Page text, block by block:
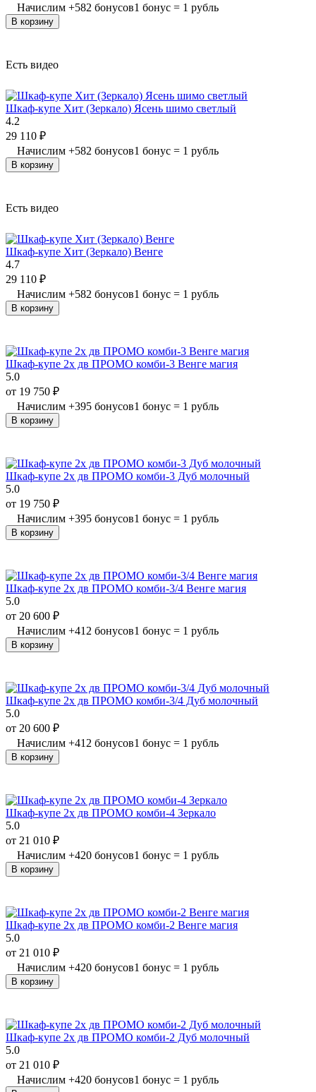
Начислим +582 бонусов1 бонус = 1 рубль
В корзину
Есть видео
Шкаф-купе Хит (Зеркало) Ясень шимо светлый
4.2
29 110 ₽
Начислим +582 бонусов1 бонус = 1 рубль
В корзину
Есть видео
Шкаф-купе Хит (Зеркало) Венге
4.7
29 110 ₽
Начислим +582 бонусов1 бонус = 1 рубль
В корзину
Шкаф-купе 2х дв ПРОМО комби-3 Венге магия
5.0
от 19 750 ₽
Начислим +395 бонусов1 бонус = 1 рубль
В корзину
Шкаф-купе 2х дв ПРОМО комби-3 Дуб молочный
5.0
от 19 750 ₽
Начислим +395 бонусов1 бонус = 1 рубль
В корзину
Шкаф-купе 2х дв ПРОМО комби-3/4 Венге магия
5.0
от 20 600 ₽
Начислим +412 бонусов1 бонус = 1 рубль
В корзину
Шкаф-купе 2х дв ПРОМО комби-3/4 Дуб молочный
5.0
от 20 600 ₽
Начислим +412 бонусов1 бонус = 1 рубль
В корзину
Шкаф-купе 2х дв ПРОМО комби-4 Зеркало
5.0
от 21 010 ₽
Начислим +420 бонусов1 бонус = 1 рубль
В корзину
Шкаф-купе 2х дв ПРОМО комби-2 Венге магия
5.0
от 21 010 ₽
Начислим +420 бонусов1 бонус = 1 рубль
В корзину
Шкаф-купе 2х дв ПРОМО комби-2 Дуб молочный
5.0
от 21 010 ₽
Начислим +420 бонусов1 бонус = 1 рубль